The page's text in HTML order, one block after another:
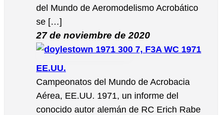
del Mundo de Aeromodelismo Acrobático
se […]
27 de noviembre de 2020
7, F3A WC 1971
EE.UU.
Campeonatos del Mundo de Acrobacia
Aérea, EE.UU. 1971, un informe del
conocido autor alemán de RC Erich Rabe